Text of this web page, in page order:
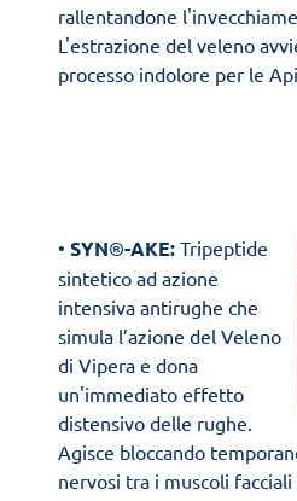
rallentandone
L'estrazione del veleno
processo indolore per le Api.
• SYN®-AKE: Tripeptide
sintetico ad azione
intensiva antirughe che
simula l’azione del Veleno
di Vipera e dona
un'immediato effetto
distensivo delle rughe.
Agisce bloccando
nervosi tra i muscoli